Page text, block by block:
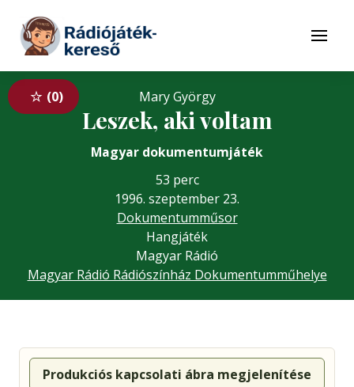
Tovább a tartalomhoz
Menü
0 Mary György
Leszek, aki voltam
Magyar dokumentumjáték
53 perc
1996. szeptember 23.
Dokumentumműsor
Hangjáték
Magyar Rádió
Magyar Rádió Rádiószínház Dokumentumműhelye
Produkciós kapcsolati ábra megjelenítése